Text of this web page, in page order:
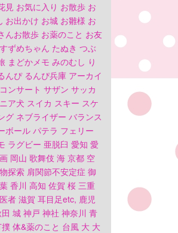
見 お気に入り お散歩 お
お出かけ お城 お雛様 お
んお散歩 お薬のこと お友
すずめちゃん たぬき つぶ
まどかメモ みのむし り
んぴ るんぴ兵庫 アーカイ
コンサート サザン サッカ
ア犬 スイカ スキー スケ
グ ネブライザー バランス
ボール パテラ フェリー
ラグビー 亜脱臼 愛知 愛
岡山 歌舞伎 海 京都 空
探索 肩関節不安定症 御
香川 高知 佐賀 桜 三重
者 滋賀 耳目足etc, 鹿児
城 神戸 神社 神奈川 青
体&薬のこと 台風 大 大